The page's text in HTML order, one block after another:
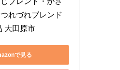
れづれブレンド
大田原市
で見る